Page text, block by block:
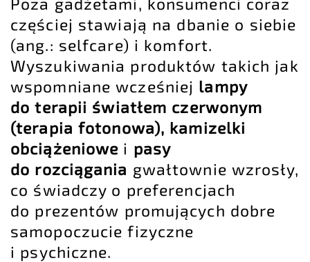
częściej stawiają na dbanie o siebie
(ang.: selfcare) i komfort.
Wyszukiwania produktów takich jak
wspomniane wcześniej lampy
do terapii światłem czerwonym
(terapia fotonowa), kamizelki
obciążeniowe i pasy
do rozciągania gwałtownie wzrosły,
co świadczy o preferencjach
do prezentów promujących dobre
samopoczucie fizyczne
i psychiczne.